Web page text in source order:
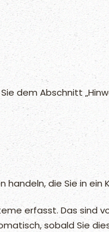
dem Abschnitt
handeln, die Sie in
erfasst. Das sind
sobald Sie